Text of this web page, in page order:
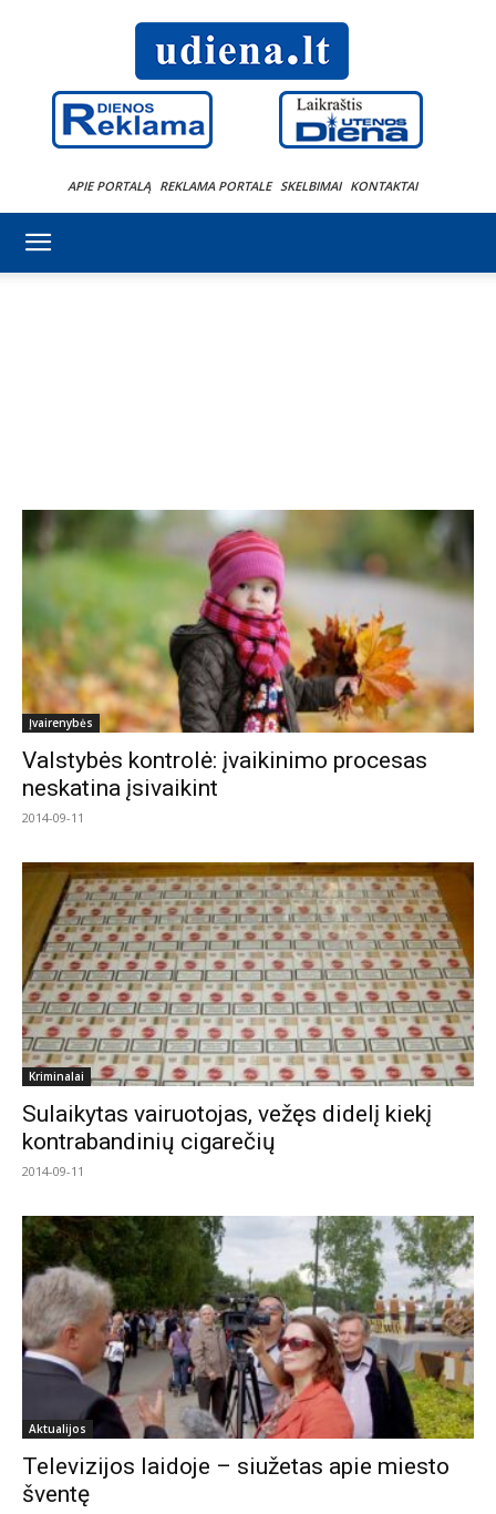
APIE PORTALĄ REKLAMA PORTALE SKELBIMAI KONTAKTAI
Įvairenybės
Valstybės kontrolė: įvaikinimo procesas
neskatina įsivaikint
2014-09-11
Kriminalai
Sulaikytas vairuotojas, vežęs didelį kiekį
kontrabandinių cigarečių
2014-09-11
Aktualijos
Televizijos laidoje – siužetas apie miesto
šventę